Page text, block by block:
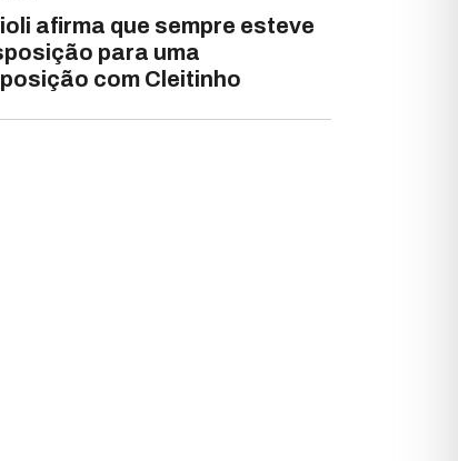
afirma que sempre esteve
para uma
com Cleitinho